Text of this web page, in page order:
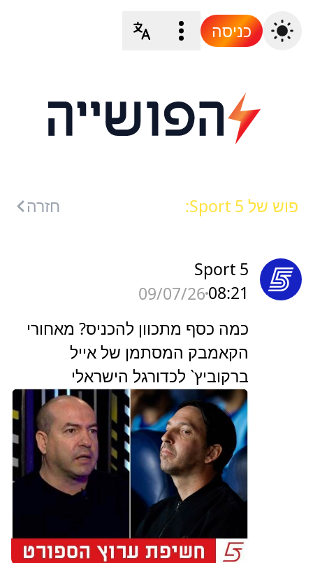
כניסה
פוש של Sport 5: חזרה
Sport 5
08:21
09/07/26
כמה כסף מתכוון להכניס? מאחורי
הקאמבק המסתמן של אייל
ברקוביץ` לכדורגל הישראלי